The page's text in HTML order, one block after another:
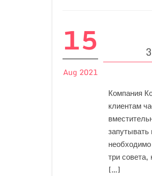
15
Aug 2021
Компания
клиентам
три
[…]